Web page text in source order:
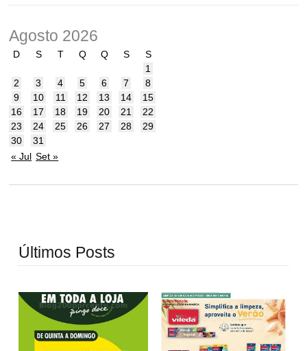
Agosto 2026
D S T Q Q S
S
1
2
3 4 5 6 7
8
9
10 11 12 13 14
15
16
17 18 19 20 21
22
23
24 25 26 27 28
29
30
31
« Jul Set »
Últimos Posts